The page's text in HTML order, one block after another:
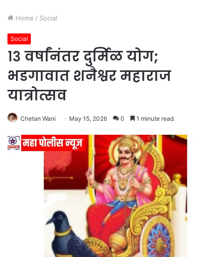
Home / Social
Social
१३ वर्षांनंतर दुर्मिळ योग;
भडगावात शनैश्वर महाराज
यात्रोत्सव
Chetan Wani May 15, 2026 0 1 minute read